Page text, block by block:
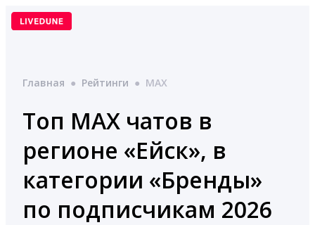
Перейти
Главная ● Рейтинги ● MAX
Топ MAX чатов в
регионе «Ейск», в
категории «Бренды»
по подписчикам 2026